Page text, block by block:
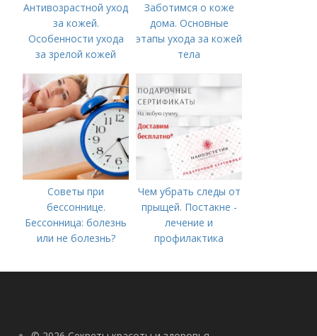
Антивозрастной уход
за кожей.
Особенности ухода
за зрелой кожей
Заботимся о коже
дома. Основные
этапы ухода за кожей
тела
Советы при
бессоннице.
Бессонница: болезнь
или не болезнь?
Чем убрать следы от
прыщей. Постакне -
лечение и
профилактика